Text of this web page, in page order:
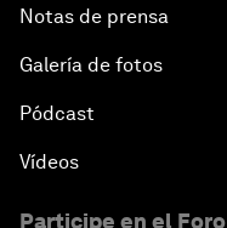
Notas de prensa
Galería de fotos
Pódcast
Vídeos
Participe en el Foro